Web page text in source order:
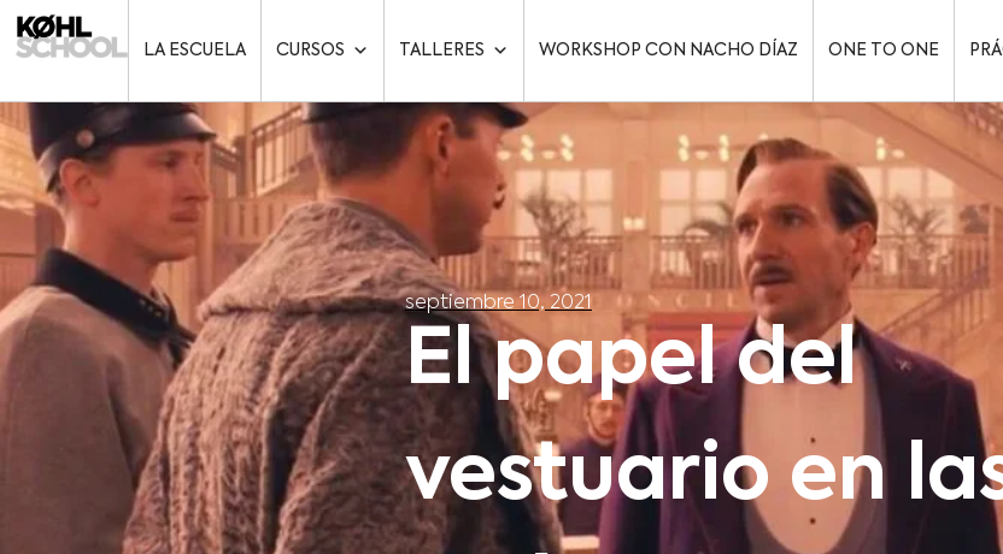
LA ESCUELA CURSOS TALLERES WORKSHOP CON NACHO DÍAZ ONE TO ONE
septiembre 10, 2021
El papel del
vestuario en